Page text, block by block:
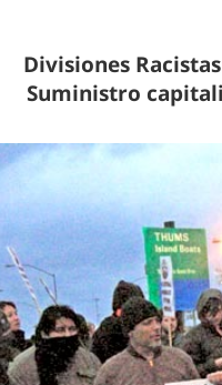
Divisiones
Suministro